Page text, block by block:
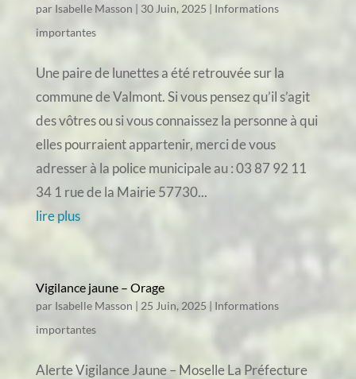
par Isabelle Masson | 30 Juin, 2025 | Informations
importantes
Une paire de lunettes a été retrouvée sur la
commune de Valmont. Si vous pensez qu’il s’agit
des vôtres ou si vous connaissez la personne à qui
elles pourraient appartenir, merci de vous
adresser à la police municipale au : 03 87 92 11
34 1 rue de la Mairie 57730...
lire plus
Vigilance jaune – Orage
par Isabelle Masson | 25 Juin, 2025 | Informations
importantes
Alerte Vigilance Jaune – Moselle La Préfecture